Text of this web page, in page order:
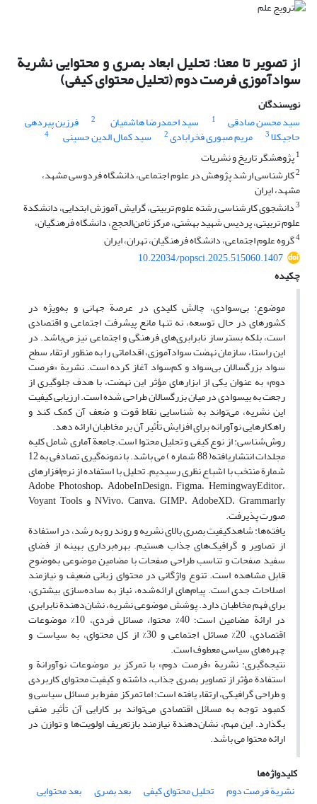
از تصویر تا معنا: تحلیل ابعاد بصری و محتوایی نشریة
سواد‌‌آموزی فرصت دوم (تحلیل محتوای کیفی)
نویسندگان
سید محسن صادقی
1 سید احمدرضا هاشمیان 2 فرزین پیردهی
حاجیکلا3 مریم صبوری فخرابادی2 سید کمال الدین حسینی
4
1پژوهشگر تاریخ و نشریات
2کارشناسی ارشد پژوهش در علوم اجتماعی، دانشگاه فردوسی مشهد،
مشهد، ایران
3دانشجوی کارشناسی رشته علوم تربیتی، گرایش آموزش ابتدایی، دانشکدة
علوم تربیتی، پردیس شهید بهشتی، مرکز ثامن‌الحجج، دانشگاه فرهنگیان،
4گروه علوم اجتماعی، دانشگاه فرهنگیان، تهران، ایران
10.22034/popsci.2025.515060.1407
چکیده
موضوع: بی‌سوادی، چالش‌ کلیدی در عرصة جهانی و به‌ویژه در
کشورهای در حال توسعه، نه تنها مانع پیشرفت اجتماعی و اقتصادی
است، بلکه بسترساز نابرابری‌های فرهنگی و اجتماعی نیز می‌باشد. در
این راستا، سازمان نهضت سوادآموزی، اقداماتی را به منظور ارتقاء سطح
سواد بزرگسالان بی‌سواد و کم‌سواد آغاز کرده است. نشریة «فرصت
دوم» به عنوان یکی از ابزارهای مؤثر این نهضت، با هدف جلوگیری از
رجعت به بیسوادی در میان بزرگسالان طراحی شده است. ارزیابی کیفیت
این نشریه، می‌تواند به شناسایی نقاط قوت و ضعف آن کمک کند و
راهکارهایی نوآورانه برای افزایش تأثیر آن بر مخاطبان ارائه دهد.
روش‌شناسی: از نوع کیفی و تحلیل محتوا است.جامعة آماری شامل کلیه
مجلدات انتشاریافته( 88 شماره ) می باشد. با نمونه‌گیری تصادفی به 12
شمارة منتخب با اشباع نظری رسیدیم. تحلیل با استفاده از نرم‌افزارهای
Adobe Photoshop، AdobeInDesign، Figma، HemingwayEditor،
NVivo، Canva، GIMP، AdobeXD، Grammarly و Voyant Tools
صورت پذیرفت.
یافته‌ها: شاهدکیفیت بصری بالای نشریه و روند رو به رشد، در استفادة
از تصاویر و گرافیک‌های جذاب هستیم. بهره‌برداری بهینه از فضای
سفید صفحات و تناسب طراحی صفحات با مضامین موضوعی به‌وضوح
قابل مشاهده است. تنوع واژگانی در محتوای زبانی ضعیف و نیازمند
اصلاحات جدی است. پیام‌های ارائه‌شده، نیاز به ساده‌سازی بیشتری،
برای فهم مخاطبان دارد. پوشش موضوعی نشریه، نشان‌دهندة نابرابری
در ارائة مضامین است؛ 40% محتوا، مسائل فردی، 10% موضوعات
اقتصادی، 20% مسائل اجتماعی و 30% از کل محتوای، به سیاست و
چهره‌های سیاسی معطوف است.
نتیجه‌گیری: نشریة «فرصت دوم» با تمرکز بر موضوعات نوآورانة و
استفادة مؤثر از تصاویر بصری جذاب، داشته و کیفیت محتوای کاربردی
و طراحی گرافیکی، ارتقاء یافته است؛ اما تمرکز مفرط بر مسائل سیاسی و
کمبود توجه به مسائل اقتصادی می‌تواند بر کارایی آن تأثیر منفی
بگذارد. این مهم، نشان‌دهندة نیازمند بازتعریف اولویت‌ها و توازن در
ارائه محتوا می باشد.
کلیدواژه‌ها
نشریة فرصت دوم
تحلیل محتوای کیفی بعد بصری
بعد محتوایی